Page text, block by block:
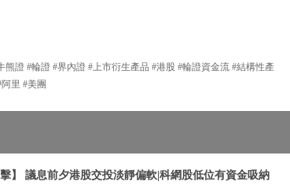
熊證 #輪證 #界內證 #上市衍生產品 #港股 #輪證資金流 #結構性產
里 #美團
】 議息前夕港股交投淡靜偏軟|科網股低位有資金吸納